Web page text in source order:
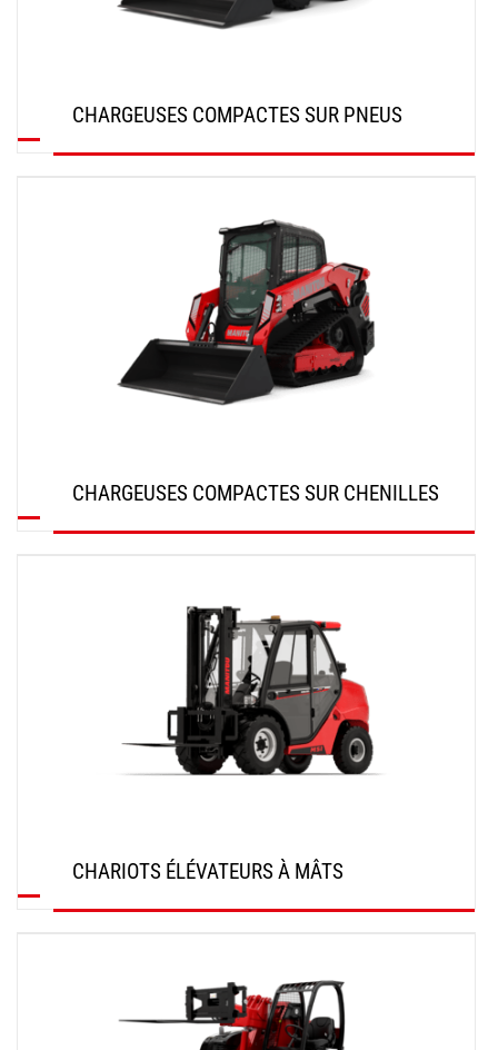
CHARGEUSES COMPACTES SUR PNEUS
CHARGEUSES COMPACTES SUR CHENILLES
CHARIOTS ÉLÉVATEURS À MÂTS